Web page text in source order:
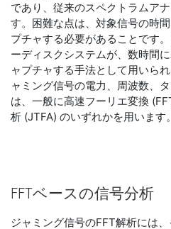
であり、従来のスペクトラムア
す。困難な点は、対象信号の時
プチャする必要があることです
ーディスクシステムが、数時間
ャプチャする手法として用いら
ャミング信号の電力、周波数、
は、一般に高速フーリエ変換
析 (JTFA) のいずれかを用います。
FFTベースの信号分析
ジャミング信号のFFT解析には